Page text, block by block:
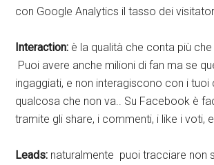
con Google Analytics il tasso dei
Interaction: è la qualità che conta più
Puoi avere anche milioni di fan ma se
ingaggiati, e non interagiscono con i tuoi
qualcosa che non va.. Su Facebook è
tramite gli share, i commenti, i like i voti,
Leads: naturalmente puoi tracciare non